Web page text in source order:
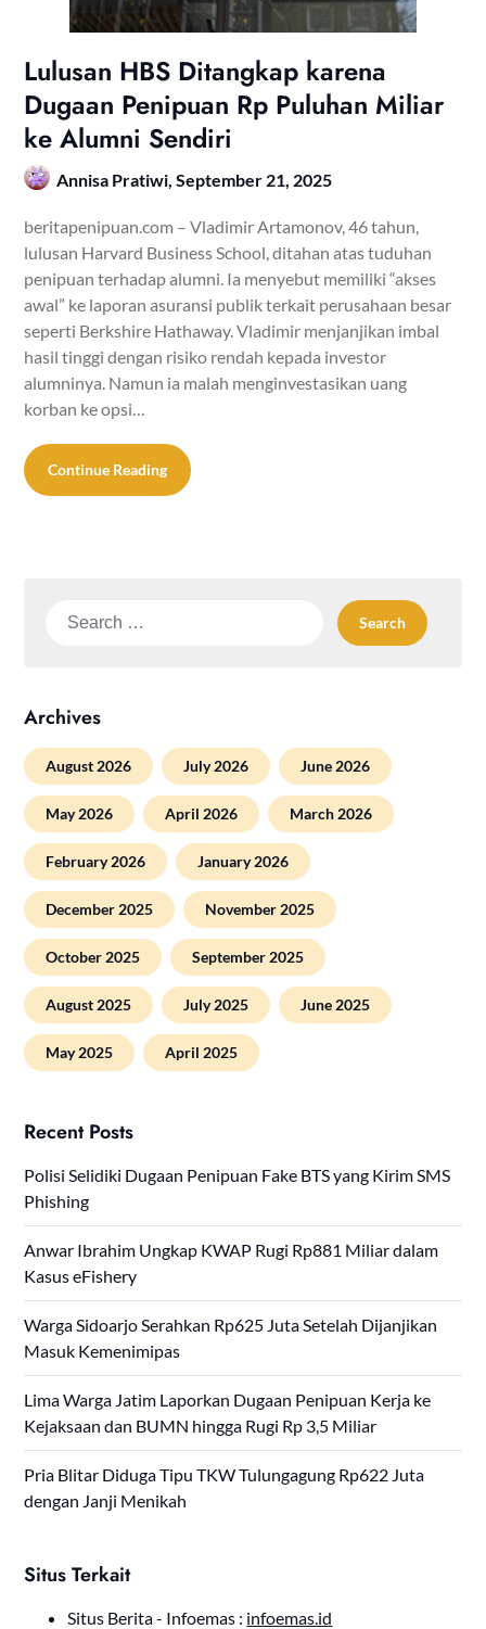
Lulusan HBS Ditangkap karena
Dugaan Penipuan Rp Puluhan Miliar
ke Alumni Sendiri
Annisa Pratiwi,September 21, 2025
beritapenipuan.com – Vladimir Artamonov, 46 tahun,
lulusan Harvard Business School, ditahan atas tuduhan
penipuan terhadap alumni. Ia menyebut memiliki “akses
awal” ke laporan asuransi publik terkait perusahaan besar
seperti Berkshire Hathaway. Vladimir menjanjikan imbal
hasil tinggi dengan risiko rendah kepada investor
alumninya. Namun ia malah menginvestasikan uang
korban ke opsi…
Continue Reading
Search
Archives
August 2026 July 2026 June 2026
May 2026 April 2026 March 2026
February 2026 January 2026
December 2025 November 2025
October 2025 September 2025
August 2025 July 2025 June 2025
May 2025 April 2025
Recent Posts
Polisi Selidiki Dugaan Penipuan Fake BTS yang Kirim SMS
Phishing
Anwar Ibrahim Ungkap KWAP Rugi Rp881 Miliar dalam
Kasus eFishery
Warga Sidoarjo Serahkan Rp625 Juta Setelah Dijanjikan
Masuk Kemenimipas
Lima Warga Jatim Laporkan Dugaan Penipuan Kerja ke
Kejaksaan dan BUMN hingga Rugi Rp 3,5 Miliar
Pria Blitar Diduga Tipu TKW Tulungagung Rp622 Juta
dengan Janji Menikah
Situs Terkait
Situs Berita - Infoemas : infoemas.id